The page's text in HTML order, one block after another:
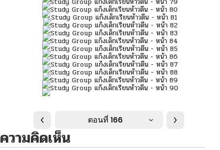
ตอนที่ 166
ความคิดเห็น